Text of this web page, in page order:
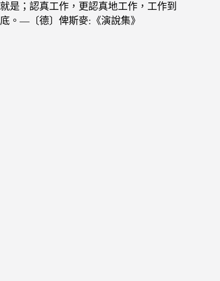
就是； 認真工作，更認真地工作，工作到
底。—〔德〕俾斯麥:《演說集》